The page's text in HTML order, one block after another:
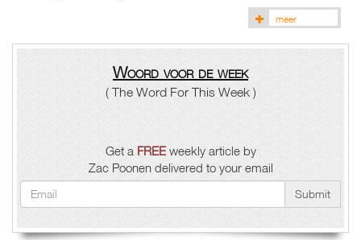
meer
Woord voor de week
( The Word For This Week )
Get a FREEweekly article by
Zac Poonen delivered to your email
Submit